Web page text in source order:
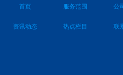
首页 服务范围 公
资讯动态 热点栏目 联